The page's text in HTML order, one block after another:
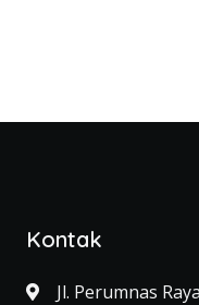
Kontak
Jl. Perumnas